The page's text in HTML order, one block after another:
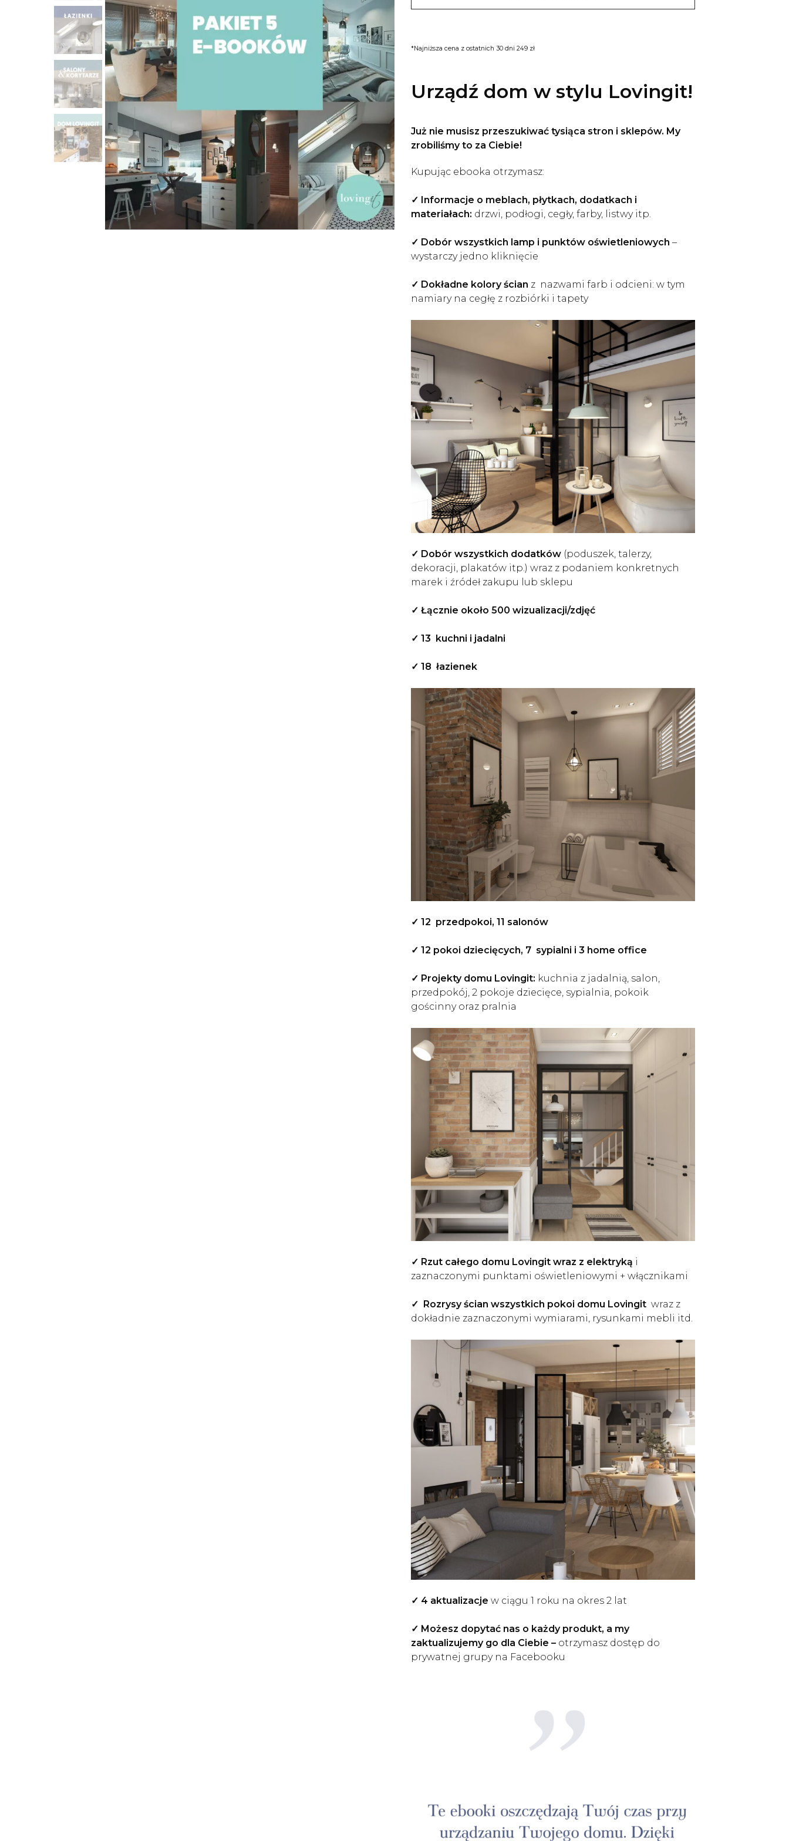
*Najniższa cena z ostatnich 30 dni 249 zł
Urządź dom w stylu Lovingit!
Już nie musisz przeszukiwać tysiąca stron i sklepów. My
zrobiliśmy to za Ciebie!
Kupując ebooka otrzymasz:
✓ Informacje o meblach, płytkach, dodatkach i
materiałach: drzwi, podłogi, cegły, farby, listwy itp.
✓ Dobór wszystkich lamp i punktów oświetleniowych –
wystarczy jedno kliknięcie
✓ Dokładne kolory ścian z nazwami farb i odcieni: w tym
namiary na cegłę z rozbiórki i tapety
✓ Dobór wszystkich dodatków (poduszek, talerzy,
dekoracji, plakatów itp.) wraz z podaniem konkretnych
marek i źródeł zakupu lub sklepu
✓ Łącznie około 500 wizualizacji/zdjęć
✓ 13 kuchni i jadalni
✓ 18 łazienek
✓ 12 przedpokoi, 11 salonów
✓ 12 pokoi dziecięcych, 7 sypialni i 3 home office
✓ Projekty domu Lovingit: kuchnia z jadalnią, salon,
przedpokój, 2 pokoje dziecięce, sypialnia, pokoik
gościnny oraz pralnia
✓ Rzut całego domu Lovingit wraz z elektryką i
zaznaczonymi punktami oświetleniowymi + włącznikami
✓ Rozrysy ścian wszystkich pokoi domu Lovingit wraz z
dokładnie zaznaczonymi wymiarami, rysunkami mebli itd.
✓ 4 aktualizacje w ciągu 1 roku na okres 2 lat
✓ Możesz dopytać nas o każdy produkt, a my
zaktualizujemy go dla Ciebie – otrzymasz dostęp do
prywatnej grupy na Facebooku